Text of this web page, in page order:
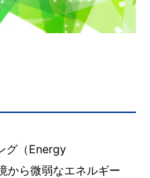
グ（Energy
から微弱なエネルギー